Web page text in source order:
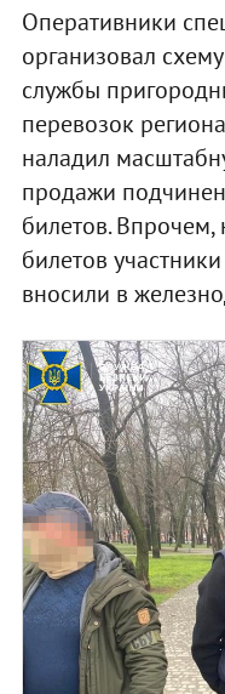
Оперативники
организовал
службы
перевозок
наладил
продажи
билетов.
билетов
вносили в